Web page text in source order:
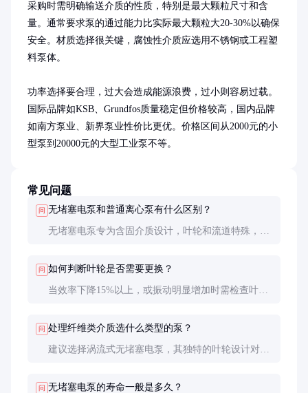
采购时需明确输送介质的性质，特别是最大颗粒尺寸和含
量。通常要求泵的通过能力比实际最大颗粒大20-30%以确保
安全。材质选择很关键，腐蚀性介质应选用不锈钢或工程塑
料泵体。
功率选择要合理，过大会造成能源浪费，过小则容易过载。
国际品牌如KSB、Grundfos质量稳定但价格较高，国内品牌
如南方泵业、新界泵业性价比更优。价格区间从2000元的小
型泵到20000元的大型工业泵不等。
常见问题
问 无堵塞电泵和普通离心泵有什么区别？
无堵塞电泵专为含固介质设计，叶轮和流道特殊，防
问 如何判断叶轮是否需要更换？
当效率下降15%以上，或振动明显增加时需检查叶
问 处理纤维类介质选什么类型的泵？
建议选择涡流式无堵塞电泵，其独特的叶轮设计对长
问 无堵塞电泵的寿命一般是多久？